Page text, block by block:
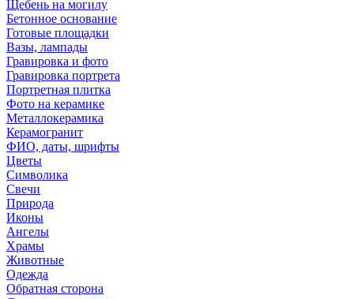
Щебень на могилу
Бетонное основание
Готовые площадки
Вазы, лампады
Гравировка и фото
Гравировка портрета
Портретная плитка
Фото на керамике
Металлокерамика
Керамогранит
ФИО, даты, шрифты
Цветы
Символика
Свечи
Природа
Иконы
Ангелы
Храмы
Животные
Одежда
Обратная сторона